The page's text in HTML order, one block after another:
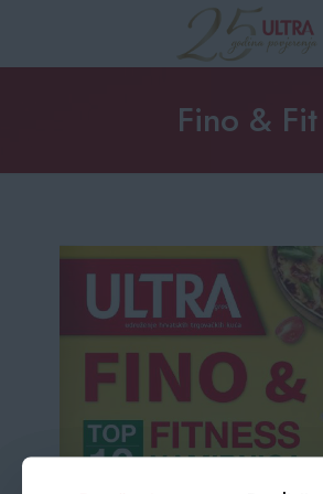
Fino & Fit